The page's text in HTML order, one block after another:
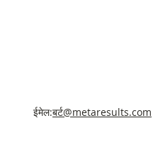
ईमेल:बर्ट@metaresults.com